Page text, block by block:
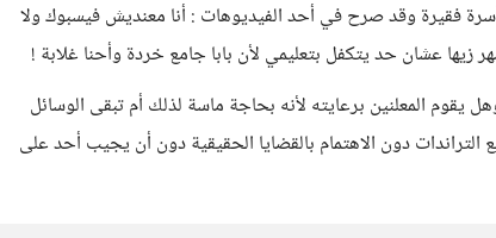
فقيرة وقد صرح في أحد الفيديوهات : أنا معنديش فيسبوك ولا
عشان حد يتكفل بتعليمي لأن بابا جامع خردة وأحنا غلابة !
المعلنين برعايته لأنه بحاجة ماسة لذلك أم تبقى الوسائل
دون الاهتمام بالقضايا الحقيقية دون أن يجيب أحد على